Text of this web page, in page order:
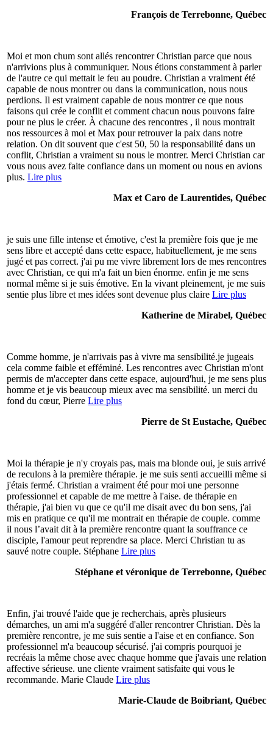
François de Terrebonne, Québec
Moi et mon chum sont allés rencontrer Christian parce que nous
n'arrivions plus à communiquer. Nous étions constamment à parler
de l'autre ce qui mettait le feu au poudre. Christian a vraiment été
capable de nous montrer ou dans la communication, nous nous
perdions. Il est vraiment capable de nous montrer ce que nous
faisons qui crée le conflit et comment chacun nous pouvons faire
pour ne plus le créer. À chacune des rencontres , il nous montrait
nos ressources à moi et Max pour retrouver la paix dans notre
relation. On dit souvent que c'est 50, 50 la responsabilité dans un
conflit, Christian a vraiment su nous le montrer. Merci Christian car
vous nous avez faite confiance dans un moment ou nous en avions
plus. Lire plus
Max et Caro de Laurentides, Québec
je suis une fille intense et émotive, c'est la première fois que je me
sens libre et accepté dans cette espace, habituellement, je me sens
jugé et pas correct. j'ai pu me vivre librement lors de mes rencontres
avec Christian, ce qui m'a fait un bien énorme. enfin je me sens
normal même si je suis émotive. En la vivant pleinement, je me suis
sentie plus libre et mes idées sont devenue plus claire Lire plus
Katherine de Mirabel, Québec
Comme homme, je n'arrivais pas à vivre ma sensibilité.je jugeais
cela comme faible et efféminé. Les rencontres avec Christian m'ont
permis de m'accepter dans cette espace, aujourd'hui, je me sens plus
homme et je vis beaucoup mieux avec ma sensibilité. un merci du
fond du cœur, Pierre Lire plus
Pierre de St Eustache, Québec
Moi la thérapie je n'y croyais pas, mais ma blonde oui, je suis arrivé
de reculons à la première thérapie. je me suis senti accueilli même si
j'étais fermé. Christian a vraiment été pour moi une personne
professionnel et capable de me mettre à l'aise. de thérapie en
thérapie, j'ai bien vu que ce qu'il me disait avec du bon sens, j'ai
mis en pratique ce qu'il me montrait en thérapie de couple. comme
il nous l’avait dit à la première rencontre quant la souffrance ce
disciple, l'amour peut reprendre sa place. Merci Christian tu as
sauvé notre couple. Stéphane Lire plus
Stéphane et véronique de Terrebonne, Québec
Enfin, j'ai trouvé l'aide que je recherchais, après plusieurs
démarches, un ami m'a suggéré d'aller rencontrer Christian. Dès la
première rencontre, je me suis sentie a l'aise et en confiance. Son
professionnel m'a beaucoup sécurisé. j'ai compris pourquoi je
recréais la même chose avec chaque homme que j'avais une relation
affective sérieuse. une cliente vraiment satisfaite qui vous le
recommande. Marie Claude Lire plus
Marie-Claude de Boibriant, Québec